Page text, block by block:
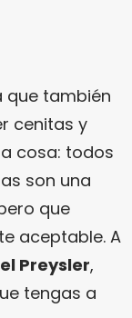
que también
cenitas y
cosa: todos
son una
que
aceptable. A
Preysler,
tengas a